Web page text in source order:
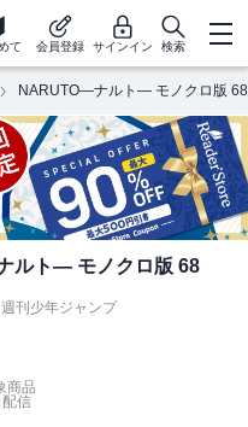
て 会員登録 サインイン 検索
NARUTO―ナルト― モノクロ版 68
ルト― モノクロ版 68
週刊少年ジャンプ
商品
配信